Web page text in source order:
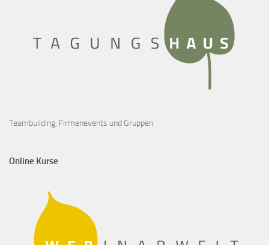
Teambuilding, Firmenevents und Gruppen.
Online Kurse